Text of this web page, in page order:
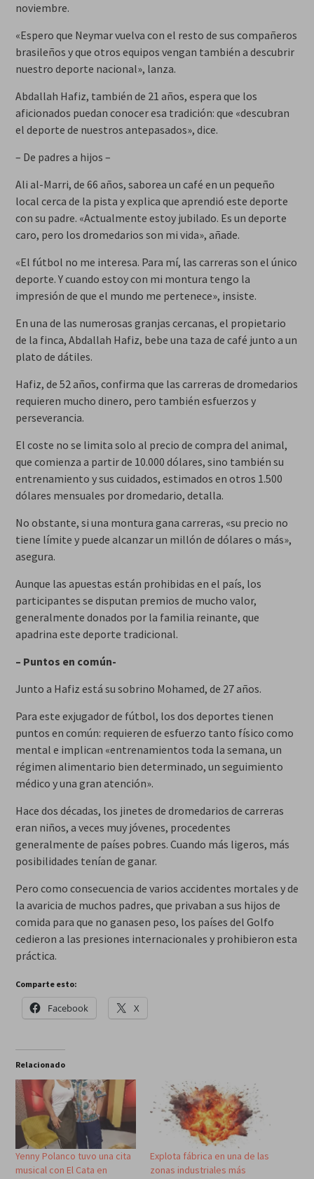
noviembre.
«Espero que Neymar vuelva con el resto de sus compañeros
brasileños y que otros equipos vengan también a descubrir
nuestro deporte nacional», lanza.
Abdallah Hafiz, también de 21 años, espera que los
aficionados puedan conocer esa tradición: que «descubran
el deporte de nuestros antepasados», dice.
– De padres a hijos –
Ali al-Marri, de 66 años, saborea un café en un pequeño
local cerca de la pista y explica que aprendió este deporte
con su padre. «Actualmente estoy jubilado. Es un deporte
caro, pero los dromedarios son mi vida», añade.
«El fútbol no me interesa. Para mí, las carreras son el único
deporte. Y cuando estoy con mi montura tengo la
impresión de que el mundo me pertenece», insiste.
En una de las numerosas granjas cercanas, el propietario
de la finca, Abdallah Hafiz, bebe una taza de café junto a un
plato de dátiles.
Hafiz, de 52 años, confirma que las carreras de dromedarios
requieren mucho dinero, pero también esfuerzos y
perseverancia.
El coste no se limita solo al precio de compra del animal,
que comienza a partir de 10.000 dólares, sino también su
entrenamiento y sus cuidados, estimados en otros 1.500
dólares mensuales por dromedario, detalla.
No obstante, si una montura gana carreras, «su precio no
tiene límite y puede alcanzar un millón de dólares o más»,
asegura.
Aunque las apuestas están prohibidas en el país, los
participantes se disputan premios de mucho valor,
generalmente donados por la familia reinante, que
apadrina este deporte tradicional.
– Puntos en común-
Junto a Hafiz está su sobrino Mohamed, de 27 años.
Para este exjugador de fútbol, los dos deportes tienen
puntos en común: requieren de esfuerzo tanto físico como
mental e implican «entrenamientos toda la semana, un
régimen alimentario bien determinado, un seguimiento
médico y una gran atención».
Hace dos décadas, los jinetes de dromedarios de carreras
eran niños, a veces muy jóvenes, procedentes
generalmente de países pobres. Cuando más ligeros, más
posibilidades tenían de ganar.
Pero como consecuencia de varios accidentes mortales y de
la avaricia de muchos padres, que privaban a sus hijos de
comida para que no ganasen peso, los países del Golfo
cedieron a las presiones internacionales y prohibieron esta
práctica.
Comparte esto:
Facebook X
Relacionado
Yenny Polanco tuvo una cita
musical con El Cata en
Explota fábrica en una de las
zonas industriales más